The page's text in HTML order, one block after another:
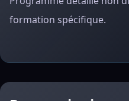
formation spécifique.